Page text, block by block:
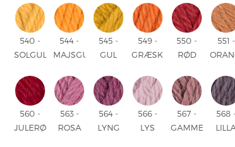
-
PETROL
BLÅ
- MØRK
BLÅ
MARINE
JEANSBLÅ 528
LYS
540 -
SOLGUL
SOLGUL
544 -
MAJSGUL
MAJSGUL
545 -
GUL
GUL
549 -
GRÆSKER
GRÆSKER
550 -
RØD
RØD
551 -
560 -
JULERØD
563 -
ROSA
564 -
LYNG
566 -
LYS
567 -
GAMMELROSA
568